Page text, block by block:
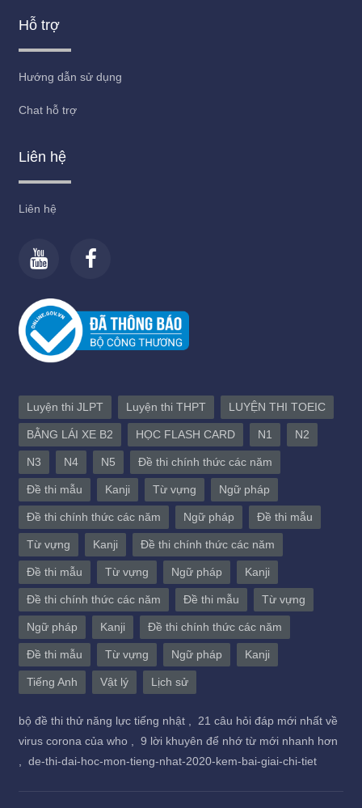
Hỗ trợ
Hướng dẫn sử dụng
Chat hỗ trợ
Liên hệ
Liên hệ
Luyện thi JLPT Luyện thi THPT LUYỆN THI TOEIC
BẰNG LÁI XE B2 HỌC FLASH CARD N1 N2
N3 N4 N5 Đề thi chính thức các năm
Đề thi mẫu Kanji Từ vựng Ngữ pháp
Đề thi chính thức các năm Ngữ pháp Đề thi mẫu
Từ vựng Kanji Đề thi chính thức các năm
Đề thi mẫu Từ vựng Ngữ pháp Kanji
Đề thi chính thức các năm Đề thi mẫu Từ vựng
Ngữ pháp Kanji Đề thi chính thức các năm
Đề thi mẫu Từ vựng Ngữ pháp Kanji
Tiếng Anh Vật lý Lịch sử
bộ đề thi thử năng lực tiếng nhật ,
21 câu hỏi đáp mới nhất về
virus corona của who ,
9 lời khuyên để nhớ từ mới nhanh hơn
de-thi-dai-hoc-mon-tieng-nhat-2020-kem-bai-giai-chi-tiet